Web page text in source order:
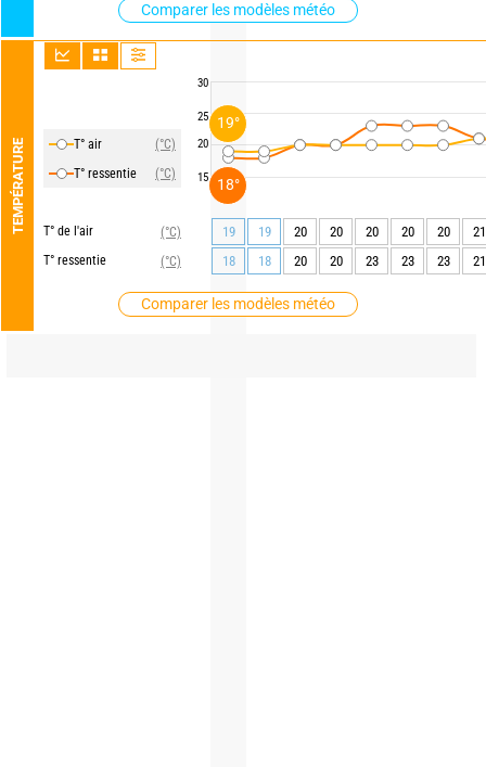
Comparer les modèles météo
TEMPÉRATURE T° air
(°C)
T° ressentie
(°C)
T° de l'air
(°C)
T° ressentie
(°C)
Comparer les modèles météo
30
25
20
15
19 19 20 20 20 20 20
21
18
18 20 20 23 23 23 21
19°
18°